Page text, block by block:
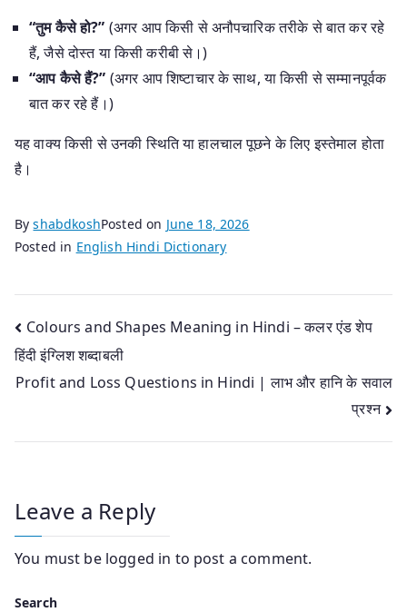
“तुम कैसे हो?” (अगर आप किसी से अनौपचारिक तरीके से बात कर रहे
हैं, जैसे दोस्त या किसी करीबी से।)
“आप कैसे हैं?” (अगर आप शिष्टाचार के साथ, या किसी से सम्मानपूर्वक
बात कर रहे हैं।)
यह वाक्य किसी से उनकी स्थिति या हालचाल पूछने के लिए इस्तेमाल होता
है।
ByshabdkoshPosted on June 18, 2026
Posted in English Hindi Dictionary
Post
navigation
Colours and Shapes Meaning in Hindi – कलर एंड शेप
हिंदी इंग्लिश शब्‍दाबली
Profit and Loss Questions in Hindi | लाभ और हानि के सवाल
प्रश्न
Leave a Reply
You must be logged in to post a comment.
Search